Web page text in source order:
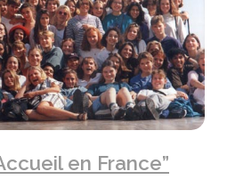
en France”